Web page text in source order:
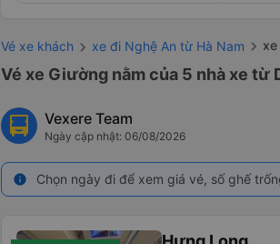
Vé xe khách xe đi Nghệ An từ Hà Nam
Vé xe Giường nằm của 5 nhà xe từ
Vexere Team
Ngày cập nhật: 06/08/2026
info Chọn ngày đi để xem giá vé, số ghế